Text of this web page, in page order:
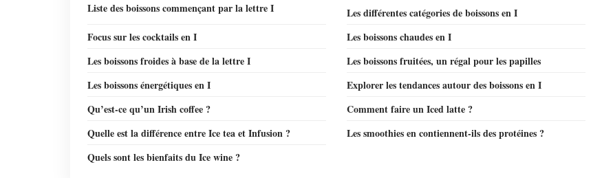
Liste des boissons commençant par la lettre I
Les différentes catégories de boissons en I
Focus sur les cocktails en I
Les boissons chaudes en I
Les boissons froides à base de la lettre I
Les boissons fruitées, un régal pour les papilles
Les boissons énergétiques en I
Explorer les tendances autour des boissons en I
Qu’est-ce qu’un Irish coffee ?
Comment faire un Iced latte ?
Quelle est la différence entre Ice tea et Infusion ?
Les smoothies en contiennent-ils des protéines ?
Quels sont les bienfaits du Ice wine ?